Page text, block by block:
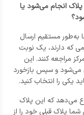
انجام می‌شود یا
مستقیم ارسال
که دارند، یک نوبت
مراجعه کنند. این
می‌شود و سپس بازخورد
یکی را انتخاب کنید.
می‌دهد که این پلاک
پلاک قبلی خود را از